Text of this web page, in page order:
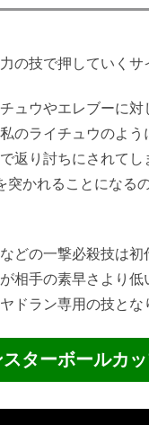
の技で押していくサ
ュウやエレブーに対
のライチュウのよ
返り討ちにされて
突かれることになる
などの一撃必殺技は
相手の素早さより低
ドラン専用の技とな
スターボールカ